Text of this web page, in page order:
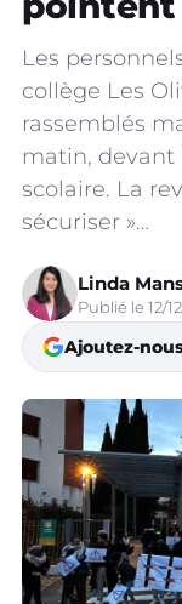
Les
collège Les
rassemblés
matin, devant
scolaire. La
sécuriser »…
Linda
Publié le 12/
Ajoutez-